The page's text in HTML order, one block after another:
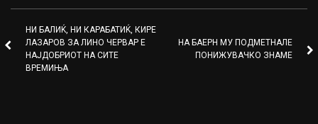
НИ БАЛИЌ, НИ КАРАБАТИЌ, КИРЕ
ЛАЗАРОВ ЗА ЛИНО ЧЕРВАР Е
НАЈДОБРИОТ НА СИТЕ
ВРЕМИЊА
НА БАЕРН МУ ПОДМЕТНАЛЕ
ПОНИЖУВАЧКО ЗНАМЕ